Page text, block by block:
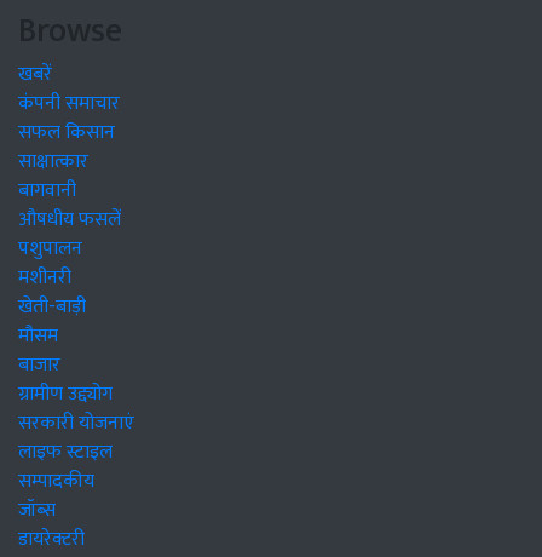
Browse
खबरें
कंपनी समाचार
सफल किसान
साक्षात्कार
बागवानी
औषधीय फसलें
पशुपालन
मशीनरी
खेती-बाड़ी
मौसम
बाजार
ग्रामीण उद्द्योग
सरकारी योजनाएं
लाइफ स्टाइल
सम्पादकीय
जॉब्स
डायरेक्टरी